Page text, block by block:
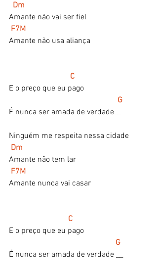
Dm
Amante não vai ser fiel
F7M
Amante não usa aliança
C
E o preço que eu pago
  G
É nunca ser amada de verdade__
Ninguém me respeita nessa cidade
Dm
Amante não tem lar
F7M
Amante nunca vai casar
C
E o preço que eu pago
G
É nunca ser amada de verdade __